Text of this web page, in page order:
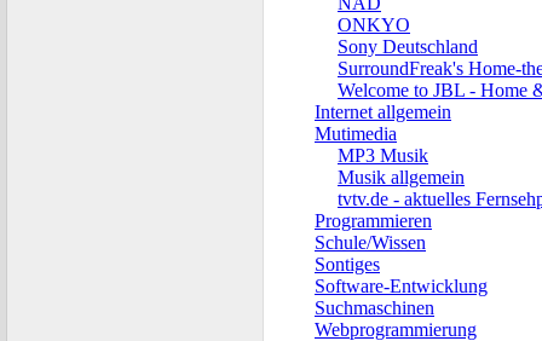
ONKYO
Sony Deutschland
SurroundFreak's Home-
Welcome to JBL - Home
Internet allgemein
Mutimedia
MP3 Musik
Musik allgemein
tvtv.de - aktuelles
Programmieren
Schule/Wissen
Sontiges
Software-Entwicklung
Suchmaschinen
Webprogrammierung